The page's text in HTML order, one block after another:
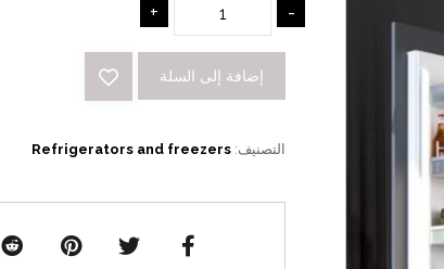
-
+
إضافة إلى السلة
التصنيف: Refrigerators and freezers